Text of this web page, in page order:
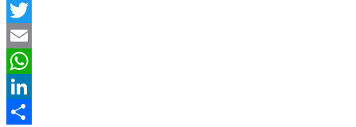
Facebook
Twitter
Email
WhatsApp
LinkedIn